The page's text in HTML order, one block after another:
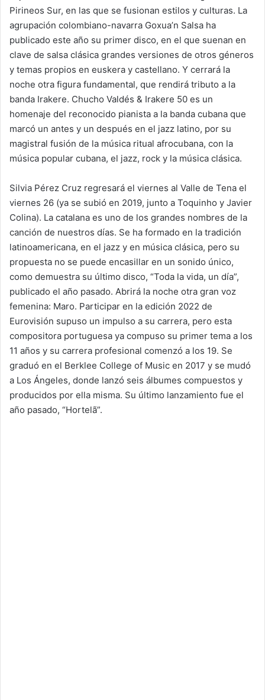
Pirineos Sur, en las que se fusionan estilos y culturas. La
agrupación colombiano-navarra Goxua’n Salsa ha
publicado este año su primer disco, en el que suenan en
clave de salsa clásica grandes versiones de otros géneros
y temas propios en euskera y castellano. Y cerrará la
noche otra figura fundamental, que rendirá tributo a la
banda Irakere. Chucho Valdés & Irakere 50 es un
homenaje del reconocido pianista a la banda cubana que
marcó un antes y un después en el jazz latino, por su
magistral fusión de la música ritual afrocubana, con la
música popular cubana, el jazz, rock y la música clásica.
Silvia Pérez Cruz regresará el viernes al Valle de Tena el
viernes 26 (ya se subió en 2019, junto a Toquinho y Javier
Colina). La catalana es uno de los grandes nombres de la
canción de nuestros días. Se ha formado en la tradición
latinoamericana, en el jazz y en música clásica, pero su
propuesta no se puede encasillar en un sonido único,
como demuestra su último disco, “Toda la vida, un día”,
publicado el año pasado. Abrirá la noche otra gran voz
femenina: Maro. Participar en la edición 2022 de
Eurovisión supuso un impulso a su carrera, pero esta
compositora portuguesa ya compuso su primer tema a los
11 años y su carrera profesional comenzó a los 19. Se
graduó en el Berklee College of Music en 2017 y se mudó
a Los Ángeles, donde lanzó seis álbumes compuestos y
producidos por ella misma. Su último lanzamiento fue el
año pasado, “Hortelã”.